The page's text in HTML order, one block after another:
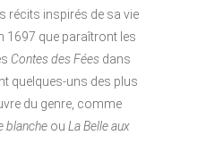
récits inspirés de sa vie
1697 que paraîtront les
Contes des Fées dans
quelques-uns des plus
du genre, comme
blanche ou La Belle aux